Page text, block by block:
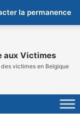
la permanence
aux Victimes
victimes en Belgique